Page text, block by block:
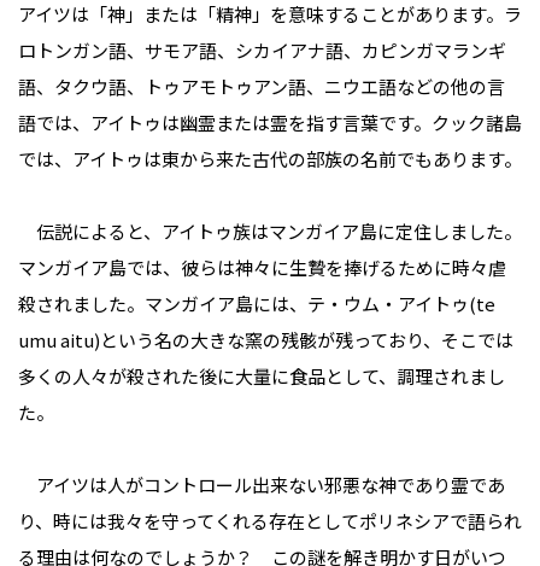
アイツは「神」または「精神」を意味することがあります。ラ
ロトンガン語、サモア語、シカイアナ語、カピンガマランギ
語、タクウ語、トゥアモトゥアン語、ニウエ語などの他の言
語では、アイトゥは幽霊または霊を指す言葉です。クック諸島
では、アイトゥは東から来た古代の部族の名前でもあります。
伝説によると、アイトゥ族はマンガイア島に定住しました。
マンガイア島では、彼らは神々に生贄を捧げるために時々虐
殺されました。マンガイア島には、テ・ウム・アイトゥ(te
umu aitu)という名の大きな窯の残骸が残っており、そこでは
多くの人々が殺された後に大量に食品として、調理されまし
た。
アイツは人がコントロール出来ない邪悪な神であり霊であ
り、時には我々を守ってくれる存在としてポリネシアで語られ
る理由は何なのでしょうか？ この謎を解き明かす日がいつ